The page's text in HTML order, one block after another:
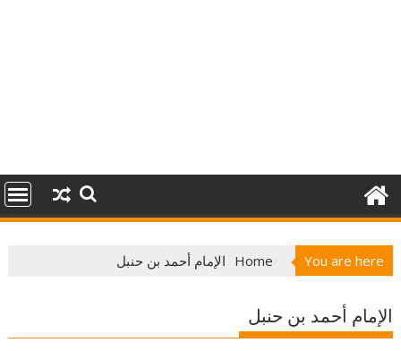
You are here
Home الإمام أحمد بن حنبل
الإمام أحمد بن حنبل